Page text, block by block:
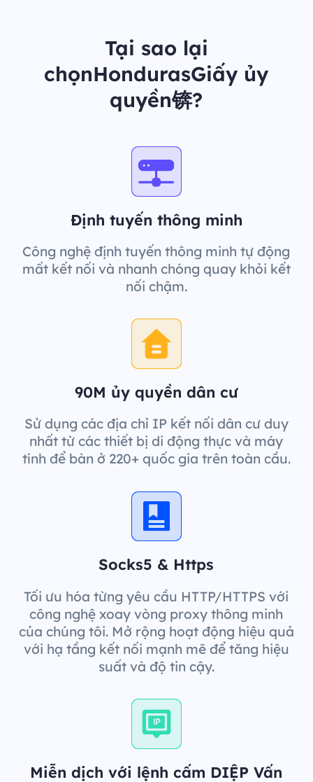
Tại sao lại
chọnHondurasGiấy ủy
quyền锛?
Định tuyến thông minh
Công nghệ định tuyến thông minh tự động
mất kết nối và nhanh chóng quay khỏi kết
nối chậm.
90M ủy quyền dân cư
Sử dụng các địa chỉ IP kết nối dân cư duy
nhất từ các thiết bị di động thực và máy
tính để bàn ở 220+ quốc gia trên toàn cầu.
Socks5 & Https
Tối ưu hóa từng yêu cầu HTTP/HTTPS với
công nghệ xoay vòng proxy thông minh
của chúng tôi. Mở rộng hoạt động hiệu quả
với hạ tầng kết nối mạnh mẽ để tăng hiệu
suất và độ tin cậy.
Miễn dịch với lệnh cấm DIỆP Vấn